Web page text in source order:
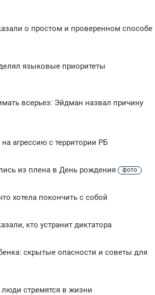
о простом и проверенном способе
языковые приоритеты
всерьез: Эйдман назвал причину
агрессию с территории РБ
из плена в День рождения
фото
хотела покончить с собой
кто устранит диктатора
скрытые опасности и советы для
стремятся в жизни